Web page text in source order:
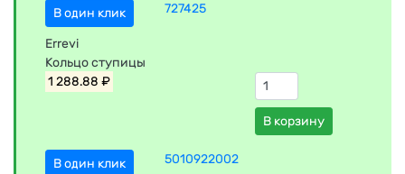
В один клик 727425
Errevi
Кольцо ступицы
1 288.88 ₽
В корзину
В один клик 5010922002